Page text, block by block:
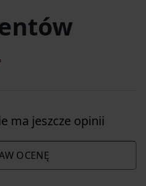
ma jeszcze opinii
OCENĘ